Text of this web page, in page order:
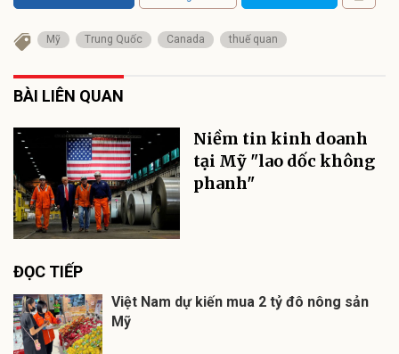
Mỹ Trung Quốc Canada thuế quan
BÀI LIÊN QUAN
Niềm tin kinh doanh
tại Mỹ "lao dốc không
phanh"
ĐỌC TIẾP
Việt Nam dự kiến mua 2 tỷ đô nông sản
Mỹ